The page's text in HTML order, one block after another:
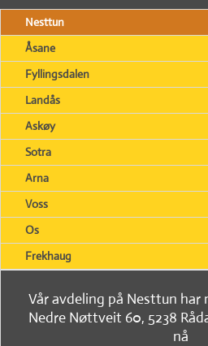
Nesttun
Åsane
Fyllingsdalen
Landås
Askøy
Sotra
Arna
Voss
Os
Frekhaug
Vår avdeling på Nesttun
Nedre Nøttveit 60, 5238
nå